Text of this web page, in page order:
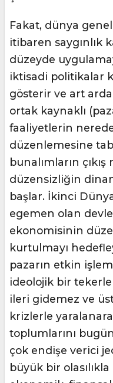
Fakat, dünya
itibaren saygınlık
düzeyde
iktisadi politikalar
gösterir ve art
ortak kaynaklı
faaliyetlerin
düzenlemesine
bunalımların
düzensizliğin
başlar. İkinci
egemen olan
ekonomisinin
kurtulmayı
pazarın etkin
ideolojik bir
ileri gidemez ve
krizlerle
toplumlarını
çok endişe verici
büyük bir